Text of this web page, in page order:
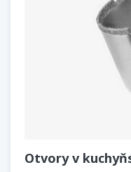
Otvory v